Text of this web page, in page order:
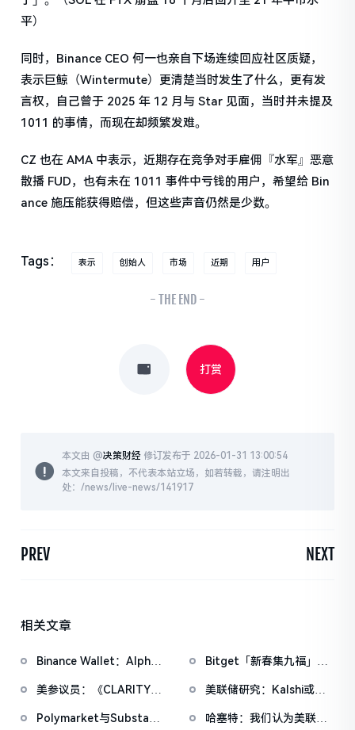
平）
同时，Binance CEO 何一也亲自下场连续回应社区质疑，
表示巨鲸（Wintermute）更清楚当时发生了什么，更有发
言权，自己曾于 2025 年 12 月与 Star 见面，当时并未提及
1011 的事情，而现在却频繁发难。
CZ 也在 AMA 中表示，近期存在竞争对手雇佣『水军』恶意
散播 FUD，也有未在 1011 事件中亏钱的用户，希望给 Bin
ance 施压能获得赔偿，但这些声音仍然是少数。
Tags： 表示 创始人 市场 近期 用户
- THE END -
打赏
本文由 @决策财经 修订发布于 2026-01-31 13:00:54
本文来自投稿，不代表本站立场，如若转载，请注明出
处：/news/live-news/141917
PREV NEXT
相关文章
Binance Wallet：Alpha
放申领，积分门槛242分
Bitget「新春集九福」活
USDT空投
美参议员：《CLARITY法
美联储研究：Kalshi或可
工具
Polymarket与Substack
哈塞特：我们认为美联储